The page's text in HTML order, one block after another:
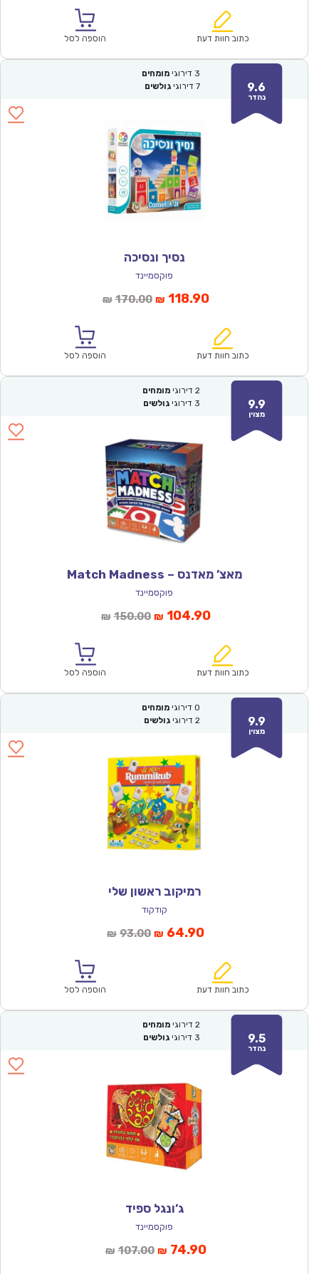
₪131.00.
הוא:
כתוב חוות דעת הוספה לסל
9.6
נהדר
3 דירוגי מומחים
7 דירוגי גולשים
נסיך ונסיכה
פוקסמיינד
₪ 170.00המחיר
₪170.00.
₪ 118.90המחיר
הוא:
כתוב חוות דעת הוספה לסל
9.9
מצוין
2 דירוגי מומחים
3 דירוגי גולשים
מאצ’ מאדנס – Match Madness
פוקסמיינד
₪ 150.00המחיר
₪150.00.
₪ 104.90המחיר
הוא:
כתוב חוות דעת הוספה לסל
9.9
מצוין
0 דירוגי מומחים
2 דירוגי גולשים
רמיקוב ראשון שלי
קודקוד
₪ 93.00המחיר
₪93.00.
₪ 64.90המחיר
הוא:
כתוב חוות דעת הוספה לסל
9.5
נהדר
2 דירוגי מומחים
3 דירוגי גולשים
ג’ונגל ספיד
פוקסמיינד
₪ 107.00המחיר
₪ 74.90המחיר